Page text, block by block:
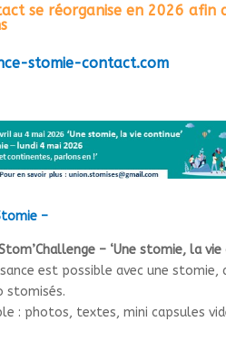
se réorganise en 2026 afin
stomie-contact.com
–
– ‘Une stomie, la vie
est possible avec une stomie,
stomisés.
: photos, textes, mini capsules